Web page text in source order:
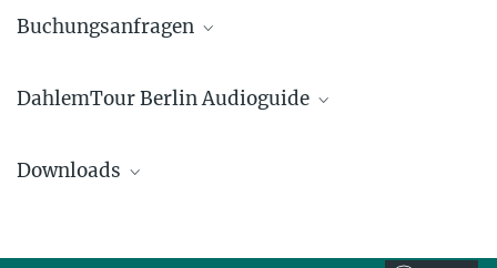
Buchungsanfragen
+49 30 4990-5654
DahlemTour Berlin Audioguide
Tauchen Sie ein in die faszinierende Welt der Wissenschaft und
Downloads